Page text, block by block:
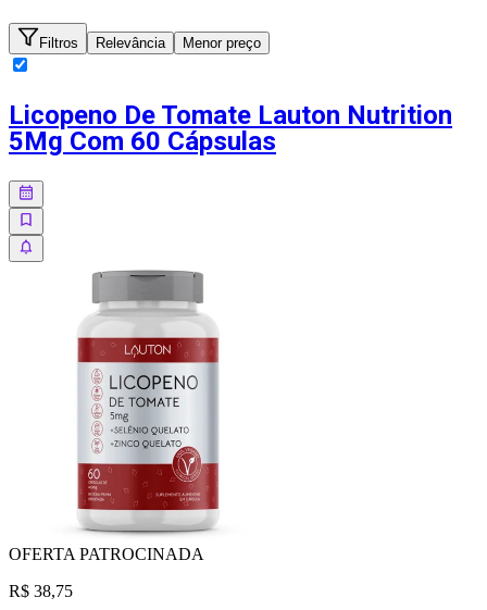
Filtros Relevância Menor preço
Licopeno De Tomate Lauton Nutrition
5Mg Com 60 Cápsulas
OFERTA PATROCINADA
R$ 38,75